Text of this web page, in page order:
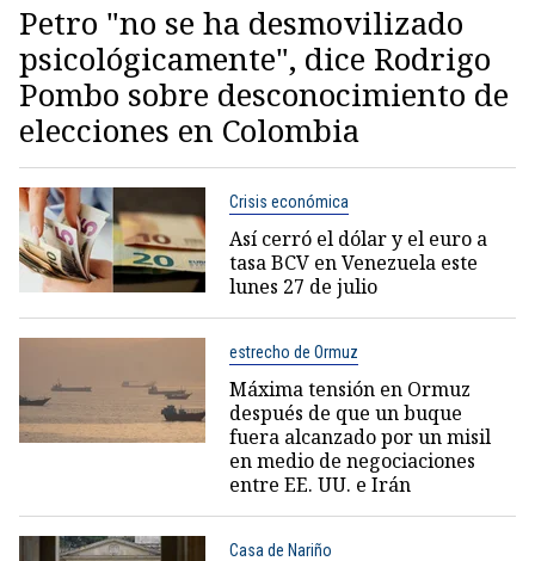
Petro "no se ha desmovilizado
psicológicamente", dice Rodrigo
Pombo sobre desconocimiento de
elecciones en Colombia
Crisis económica
Así cerró el dólar y el euro a
tasa BCV en Venezuela este
lunes 27 de julio
estrecho de Ormuz
Máxima tensión en Ormuz
después de que un buque
fuera alcanzado por un misil
en medio de negociaciones
entre EE. UU. e Irán
Casa de Nariño